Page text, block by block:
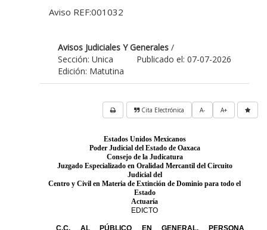
Aviso REF:001032
Avisos Judiciales Y Generales /
Publicado el: 07-07-2026
Sección: Unica
Edición: Matutina
A+
A-
Cita Electrónica